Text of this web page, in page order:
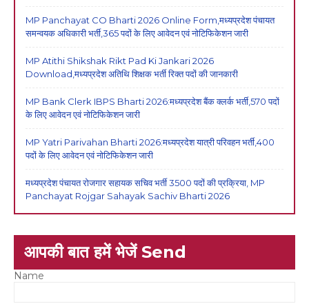
MP Panchayat CO Bharti 2026 Online Form,मध्यप्रदेश पंचायत
समन्वयक अधिकारी भर्ती,365 पदों के लिए आवेदन एवं नोटिफिकेशन जारी
MP Atithi Shikshak Rikt Pad Ki Jankari 2026
Download,मध्यप्रदेश अतिथि शिक्षक भर्ती रिक्त पदों की जानकारी
MP Bank Clerk IBPS Bharti 2026:मध्यप्रदेश बैंक क्लर्क भर्ती,570 पदों
के लिए आवेदन एवं नोटिफिकेशन जारी
MP Yatri Parivahan Bharti 2026:मध्यप्रदेश यात्री परिवहन भर्ती,400
पदों के लिए आवेदन एवं नोटिफिकेशन जारी
मध्यप्रदेश पंचायत रोजगार सहायक सचिव भर्ती 3500 पदों की प्रक्रिया, MP
Panchayat Rojgar Sahayak Sachiv Bharti 2026
आपकी बात हमें भेजें Send
Name